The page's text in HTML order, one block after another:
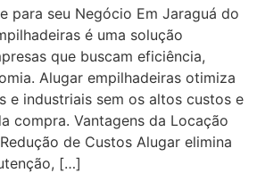
para seu Negócio Em Jaraguá do
é uma solução
que buscam eficiência,
Alugar empilhadeiras otimiza
e industriais sem os altos custos e
compra. Vantagens da Locação
de Custos Alugar elimina
[…]